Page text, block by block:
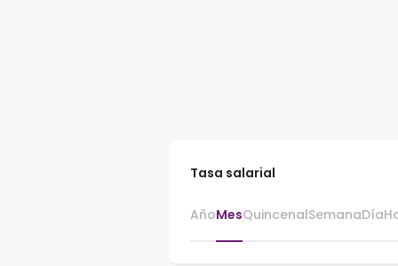
Tasa salarial
AñoMesQuincenalSemanaDía